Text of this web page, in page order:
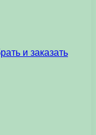
и заказать